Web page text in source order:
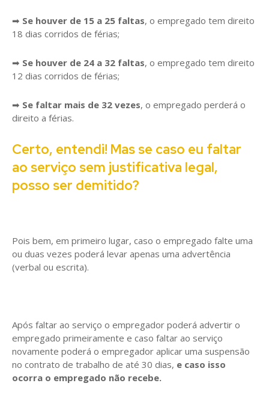
➡ Se houver de 15 a 25 faltas, o empregado tem direito
18 dias corridos de férias;
➡ Se houver de 24 a 32 faltas, o empregado tem direito
12 dias corridos de férias;
➡ Se faltar mais de 32 vezes, o empregado perderá o
direito a férias.
Certo, entendi! Mas se caso eu faltar
ao serviço sem justificativa legal,
posso ser demitido?
Pois bem, em primeiro lugar, caso o empregado falte uma
ou duas vezes poderá levar apenas uma advertência
(verbal ou escrita).
Após faltar ao serviço o empregador poderá advertir o
empregado primeiramente e caso faltar ao serviço
novamente poderá o empregador aplicar uma suspensão
no contrato de trabalho de até 30 dias, e caso isso
ocorra o empregado não recebe.